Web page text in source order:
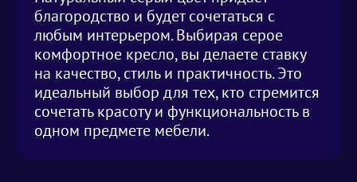
благородство и будет сочетаться с
любым интерьером. Выбирая серое
комфортное кресло, вы делаете ставку
на качество, стиль и практичность. Это
идеальный выбор для тех, кто стремится
сочетать красоту и функциональность в
одном предмете мебели.